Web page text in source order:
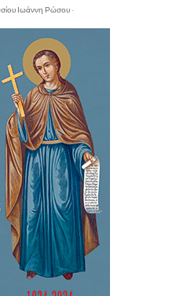
Ιωάννη Ρώσου -